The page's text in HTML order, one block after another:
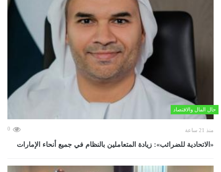
حال المال والاقتصاد
منذ 21 ساعة 0
«الاتحادية للضرائب»: زيادة المتعاملين بالنظام في جميع أنحاء الإمارات